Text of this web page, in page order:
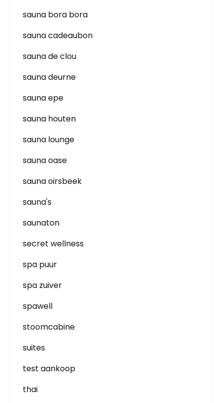
sauna bora bora
sauna cadeaubon
sauna de clou
sauna deurne
sauna epe
sauna houten
sauna lounge
sauna oase
sauna oirsbeek
sauna's
saunaton
secret wellness
spa puur
spa zuiver
spawell
stoomcabine
suites
test aankoop
thai